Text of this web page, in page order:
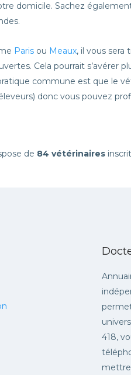
domicile. Sachez
Paris ou Meaux, il vous sera
Cela pourrait s’avérer
commune est que le
donc vous pouvez
de 84 vétérinaires
418,